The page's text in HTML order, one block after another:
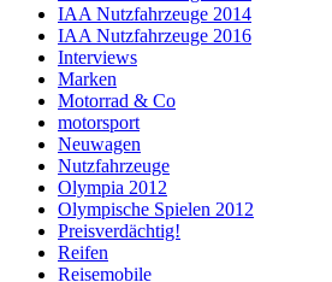
IAA Nutzfahrzeuge 2014
IAA Nutzfahrzeuge 2016
Interviews
Marken
Motorrad & Co
motorsport
Neuwagen
Nutzfahrzeuge
Olympia 2012
Olympische Spielen 2012
Preisverdächtig!
Reifen
Reisemobile